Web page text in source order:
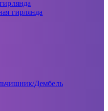
гирлянда
Дембель